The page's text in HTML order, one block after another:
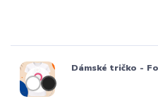
Dámské tričko -